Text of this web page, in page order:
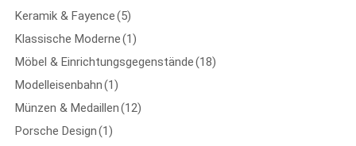
Keramik & Fayence(5)
Klassische Moderne(1)
Möbel & Einrichtungsgegenstände(18)
Modelleisenbahn(1)
Münzen & Medaillen(12)
Porsche Design(1)